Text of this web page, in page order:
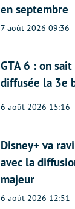
en septembre
7 août 2026 09:36
GTA 6 : on
diffusée la 3e
6 août 2026 15:16
Disney+ va
avec la
majeur
6 août 2026 12:51